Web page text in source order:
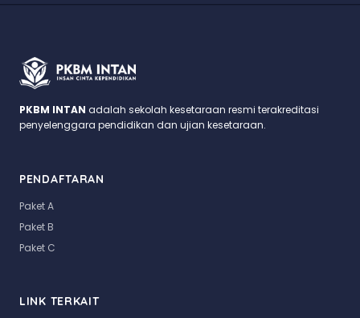
PKBM INTAN adalah sekolah kesetaraan resmi terakreditasi
penyelenggara pendidikan dan ujian kesetaraan.
PENDAFTARAN
Paket A
Paket B
Paket C
LINK TERKAIT